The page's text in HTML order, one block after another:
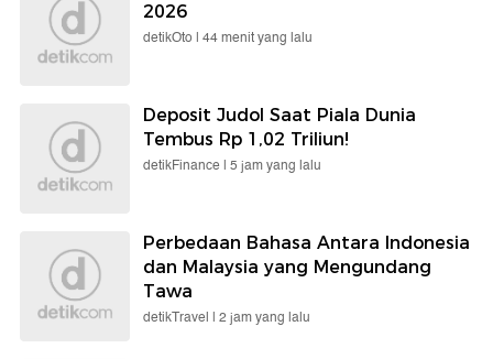
2026
detikOto | 44 menit yang lalu
Deposit Judol Saat Piala Dunia
Tembus Rp 1,02 Triliun!
detikFinance | 5 jam yang lalu
Perbedaan Bahasa Antara Indonesia
dan Malaysia yang Mengundang
Tawa
detikTravel | 2 jam yang lalu